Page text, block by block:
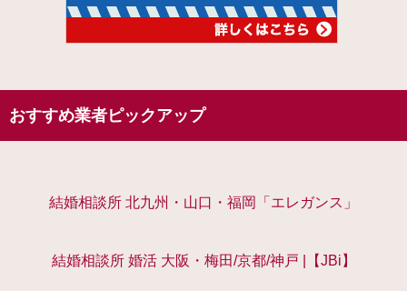
おすすめ業者ピックアップ
結婚相談所 北九州・山口・福岡「エレガンス」
結婚相談所 婚活 大阪・梅田/京都/神戸 |【JBi】